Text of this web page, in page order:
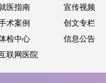
医指南
术案例
检中心
联网医院
宣传视频
创文专栏
信息公告